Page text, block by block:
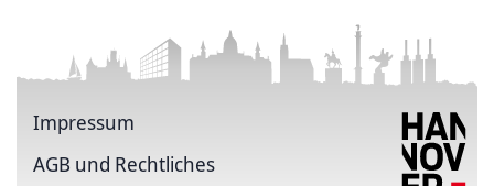
Impressum
AGB und Rechtliches